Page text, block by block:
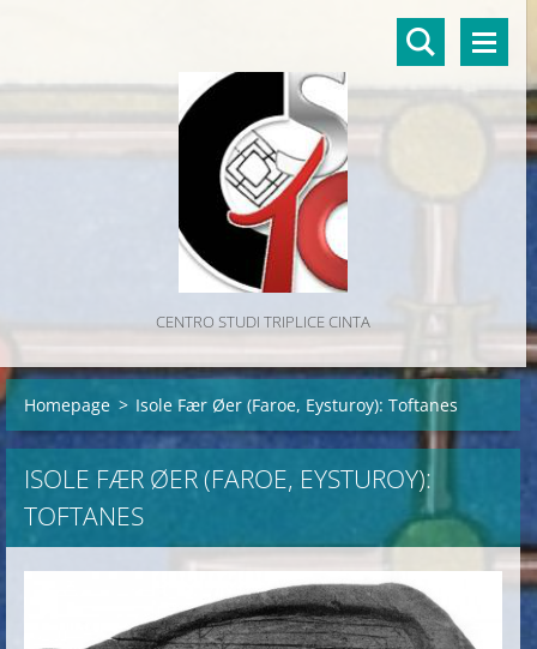
CENTRO STUDI TRIPLICE CINTA
Homepage > Isole Fær Øer (Faroe, Eysturoy): Toftanes
ISOLE FÆR ØER (FAROE, EYSTUROY):
TOFTANES